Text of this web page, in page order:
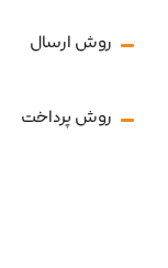
روش ارسال
روش پرداخت